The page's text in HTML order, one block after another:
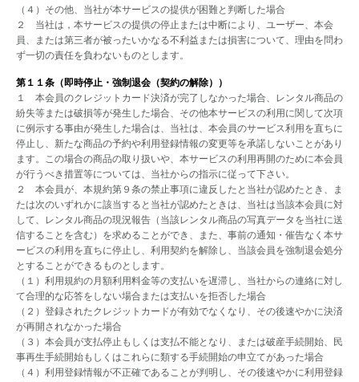
（４）その他、当社が本サービスの提供が困難と判断した場合
２ 当社は，本サービスの提供の停止または中断により、ユーザー、本会
員、または第三者が被ったいかなる不利益または損害について、理由を問わ
ず一切の責任を負わないものとします。
第１１条（即時停止・強制退会（契約の解除））
１ 本会員のクレジットカード決済が完了しなかった場合、レンタル商品の
紛失等または破損等が発生した場合、その他本サービスの利用に関して次項
に例示する事由が発生した場合は、当社は、本会員のサービス利用を直ちに
停止し、新たな商品の予約や利用登録情報の変更等を承諾しないことがあり
ます。この場合の商品の取り扱いや、本サービスの利用再開のために本会員
が行うべき措置等については、当社からの指示に従って下さい。
２ 本会員が、本規約第９条の禁止事項に違反したと当社が認めたとき、ま
たは次のいずれかに該当すると当社が認めたときは、当社は当該本会員に対
して、レンタル商品の現況報告（当該レンタル商品の写真データを当社に送
信することを含む）を求めることができ、また、事前の通知・催告なく本サ
ービスの利用を直ちに停止し、利用契約を解除し、当該会員を強制退会処分
とすることができるものとします。
（１）利用規約の月額利用料金等の支払いを遅滞し、当社からの連絡に対し
て合理的な応答をしない場合または支払いを拒否した場合
（２）登録されたクレジットカードが有効でなくなり、その後速やかに決済
が再開されなかった場合
（３）本会員が支払停止もしくは支払不能となり、または破産手続開始、民
事再生手続開始もしくはこれらに類する手続開始の申立てがあった場合
（４）利用登録情報が不正確であることが判明し、その後速やかに利用登録